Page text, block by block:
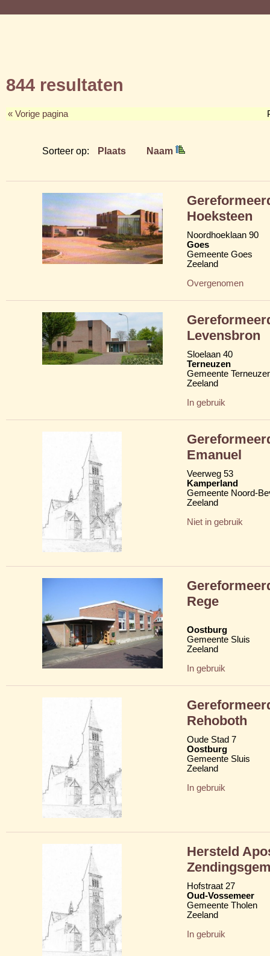
844 resultaten
« Vorige pagina
Sorteer op: Plaats Naam
Hoeksteen
Noordhoeklaan 90
Goes
Gemeente Goes
Zeeland
Overgenomen
Levensbron
Sloelaan 40
Terneuzen
Gemeente
Zeeland
In gebruik
Emanuel
Veerweg 53
Kamperland
Gemeente Noord-
Zeeland
Niet in gebruik
Rege
Oostburg
Gemeente Sluis
Zeeland
In gebruik
Rehoboth
Oude Stad 7
Oostburg
Gemeente Sluis
Zeeland
In gebruik
Hersteld
Hofstraat 27
Oud-Vossemeer
Gemeente Tholen
Zeeland
In gebruik